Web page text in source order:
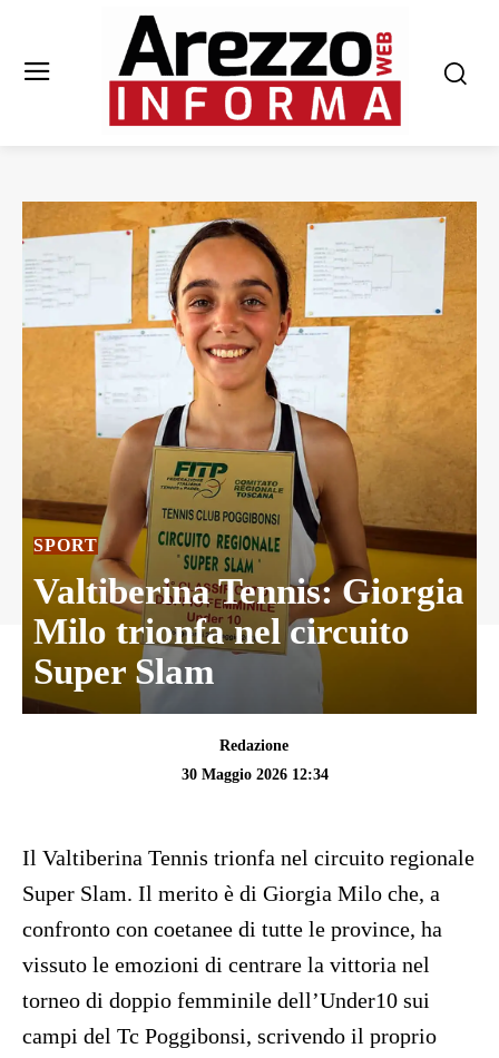
SPORT
Valtiberina Tennis: Giorgia
Milo trionfa nel circuito
Super Slam
Redazione
30 Maggio 2026 12:34
Il Valtiberina Tennis trionfa nel circuito regionale
Super Slam. Il merito è di Giorgia Milo che, a
confronto con coetanee di tutte le province, ha
vissuto le emozioni di centrare la vittoria nel
torneo di doppio femminile dell’Under10 sui
campi del Tc Poggibonsi, scrivendo il proprio